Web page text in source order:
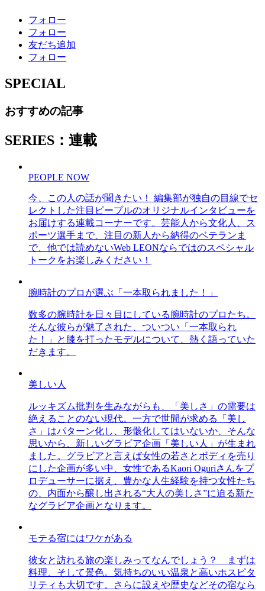
フォロー
フォロー
友だち追加
フォロー
SPECIAL
おすすめの記事
SERIES：連載
PEOPLE NOW
今、この人の話が聞きたい！ 編集部が独自の目線でセ
レクトした注目ピープルのオリジナルインタビューを
お届けする連載コーナーです。芸能人から文化人、ス
ポーツ選手まで、注目の新人から納得のベテランま
で、他では読めないWeb LEONならではのスペシャル
トークをお楽しみください！
腕時計のプロが選ぶ「一本取られました！」
数多の腕時計を日々目にしている腕時計のプロたち。
そんな彼らが魅了された、ついつい「一本取られ
た！」と膝を打ったモデルについて、熱く語っていた
だきます。
美しい人
ルッキズム批判を生みながらも、「美しさ」の需要は
絶えることのない現代。一方で世間が求める「美し
さ」はパターン化し、形骸化してはいないか、そんな
思いから、新しいグラビア企画「美しい人」が生まれ
ました。グラビアと言えば女性の若さとボディを売り
にした企画が多い中、女性であるKaori Oguriさんをプ
ロデューサーに据え、豊かな人生経験を持つ女性たち
の、内面から醸し出される“大人の美しさ”に迫る新た
なグラビア企画となります。
モテる宿にはワケがある
彼女と訪れる旅の楽しみってなんでしょう？ まずは
料理、そして景色。気持ちのいい温泉と高いホスピタ
リティも大切です。さらに設えや歴史などその宿なら